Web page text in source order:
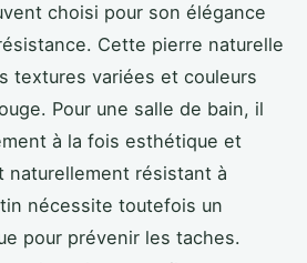
choisi pour son élégance
Cette pierre naturelle
textures variées et couleurs
Pour une salle de bain, il
à la fois esthétique et
naturellement résistant à
nécessite toutefois un
pour prévenir les taches.